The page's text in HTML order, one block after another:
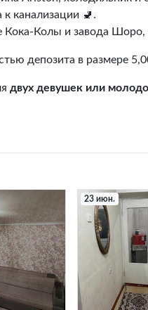
канализации 🚽.
Кока-Колы и завода
депозита в размере
двух девушек или
23 июн.